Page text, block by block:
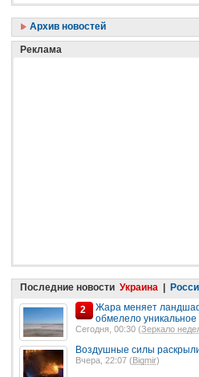
Архив новостей
Реклама
Последние новости Украина |
2
Жара меняет
обмелело
Сегодня, 00:30 (Зеркало
Воздушные силы
Вчера, 22:07 ( Bigmir)